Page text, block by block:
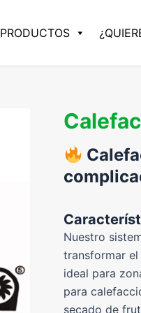
PRODUCTOS
Nuestro
transformar
ideal para
para
secado de